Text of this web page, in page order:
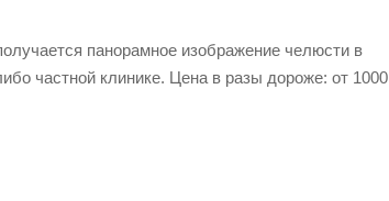
панорамное изображение челюсти в
частной клинике. Цена в разы дороже: от 1000